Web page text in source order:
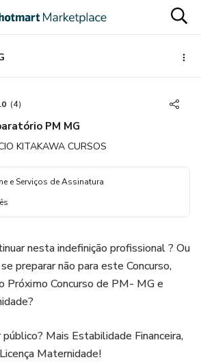
(4)
PM MG
KITAKAWA CURSOS
e Serviços de Assinatura
nesta indefinição profissional ? Ou
preparar não para este Concurso,
Próximo Concurso de PM- MG e
Mais Estabilidade Financeira,
Maternidade!